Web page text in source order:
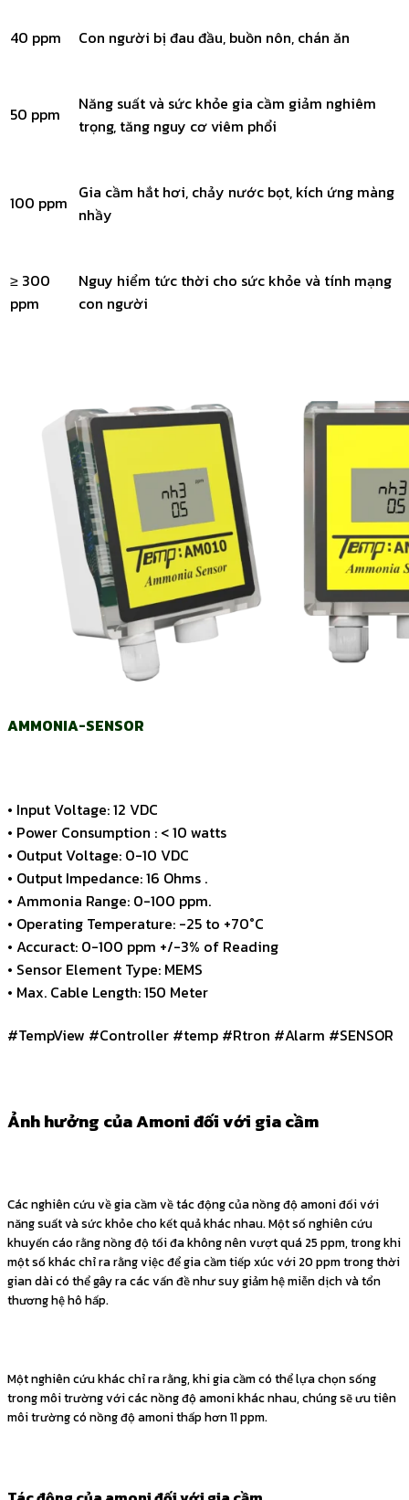
40 ppm Con người bị đau đầu, buồn nôn, chán ăn
50 ppm
Năng suất và sức khỏe gia cầm giảm nghiêm
trọng, tăng nguy cơ viêm phổi
100 ppm Gia cầm hắt hơi, chảy nước bọt, kích ứng màng
nhầy
≥ 300
ppm
Nguy hiểm tức thời cho sức khỏe và tính mạng
con người
AMMONIA-SENSOR
• Input Voltage: 12 VDC
• Power Consumption : < 10 watts
• Output Voltage: 0-10 VDC
• Output Impedance: 16 Ohms .
• Ammonia Range: 0-100 ppm.
• Operating Temperature: -25 to +70°C
• Accuract: 0-100 ppm +/-3% of Reading
• Sensor Element Type: MEMS
• Max. Cable Length: 150 Meter
#TempView #Controller #temp #Rtron #Alarm #SENSOR
Ảnh hưởng của Amoni đối với gia cầm
Các nghiên cứu về gia cầm về tác động của nồng độ amoni đối với
năng suất và sức khỏe cho kết quả khác nhau. Một số nghiên cứu
khuyến cáo rằng nồng độ tối đa không nên vượt quá 25 ppm, trong khi
một số khác chỉ ra rằng việc để gia cầm tiếp xúc với 20 ppm trong thời
gian dài có thể gây ra các vấn đề như suy giảm hệ miễn dịch và tổn
thương hệ hô hấp.
Một nghiên cứu khác chỉ ra rằng, khi gia cầm có thể lựa chọn sống
trong môi trường với các nồng độ amoni khác nhau, chúng sẽ ưu tiên
môi trường có nồng độ amoni thấp hơn 11 ppm.